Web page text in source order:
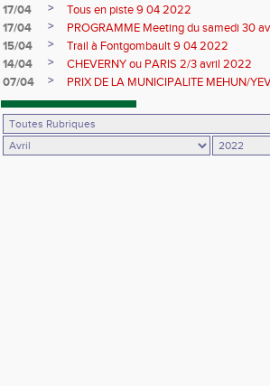
17/04
>
Tous en piste 9 04 2022
17/04
>
PROGRAMME Meeting du samedi 30
15/04
>
Trail à Fontgombault 9 04 2022
14/04
>
CHEVERNY ou PARIS 2/3 avril 2022
07/04
> PRIX DE LA MUNICIPALITE MEHUN/